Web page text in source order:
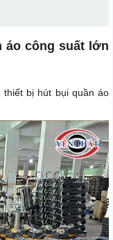
áo công suất lớn
bị hút bụi quần áo